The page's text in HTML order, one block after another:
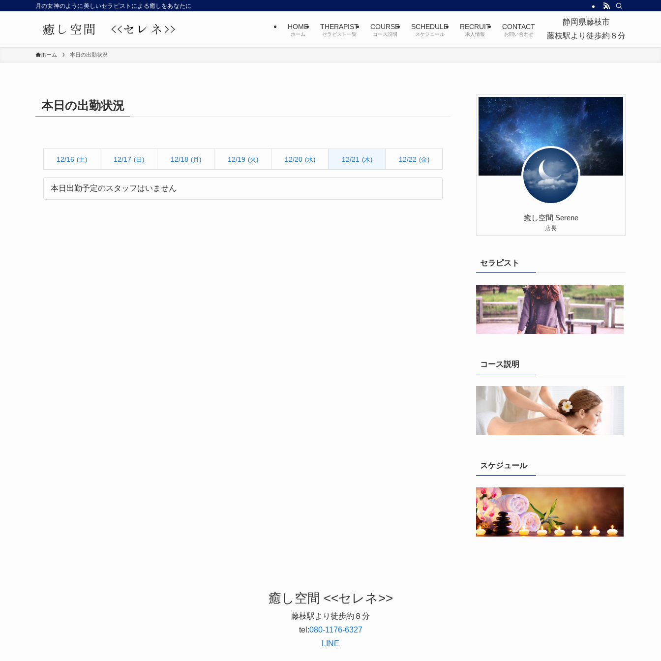
月の女神のように美しいセラピストによる癒しをあなたに
HOME
ホーム
THERAPIST
セラピスト一覧
COURSE
コース説明
SCHEDULE
スケジュール
RECRUIT
求人情報
CONTACT
お問い合わせ
静岡県藤枝市
藤枝駅より徒歩約８分
ホーム 本日の出勤状況
本日の出勤状況
12/16 (土) 12/17 (日) 12/18 (月) 12/19 (火) 12/20 (水) 12/21 (木) 12/22 (金)
本日出勤予定のスタッフはいません
癒し空間 Serene
店長
セラピスト
コース説明
スケジュール
癒し空間 <<セレネ>>
藤枝駅より徒歩約８分
tel:080-1176-6327
LINE